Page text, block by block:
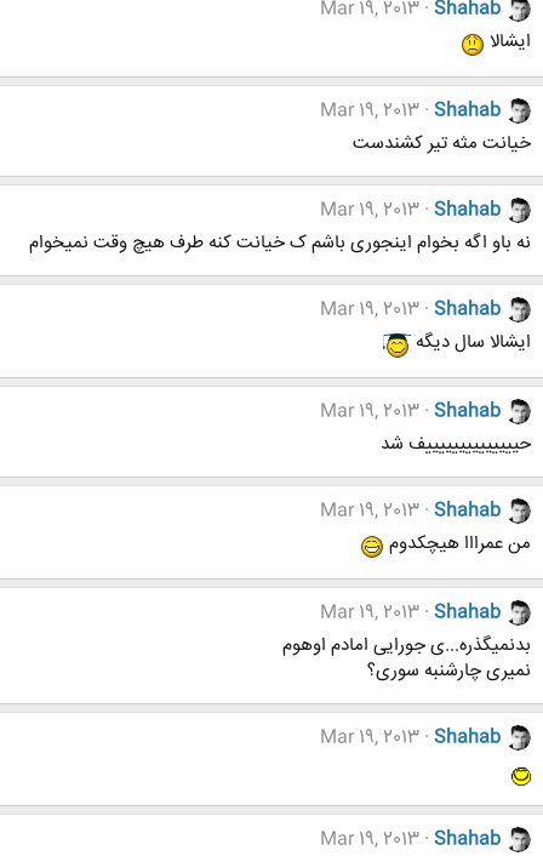
Shahab
Mar 19, 2013
ایشالا
Shahab
Mar 19, 2013
خیانت مثه تیر کشندست
Shahab
Mar 19, 2013
نه باو اگه بخوام اینجوری باشم ک خیانت کنه طرف هیچ وقت نمیخوام
Shahab
Mar 19, 2013
ایشالا سال دیگه
Shahab
Mar 19, 2013
حییییییییییییییف شد
Shahab
Mar 19, 2013
من عمرااا هیچکدوم
Shahab
Mar 19, 2013
بدنمیگذره...ی جورایی امادم اوهوم
نمیری چارشنبه سوری؟
Shahab
Mar 19, 2013
Shahab
Mar 19, 2013